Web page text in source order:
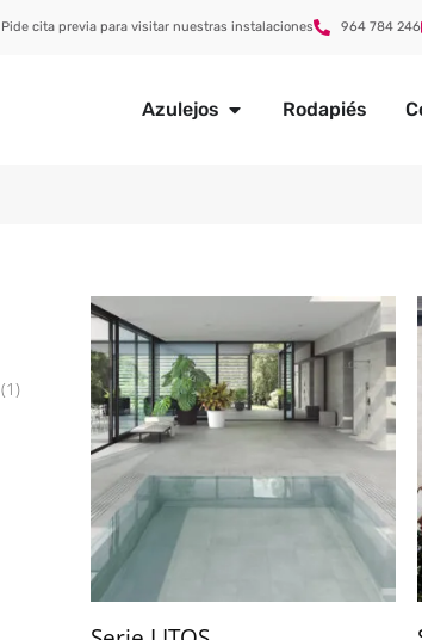
Pide cita previa para visitar nuestras instalaciones 964 784 246
Azulejos Rodapiés
(1)